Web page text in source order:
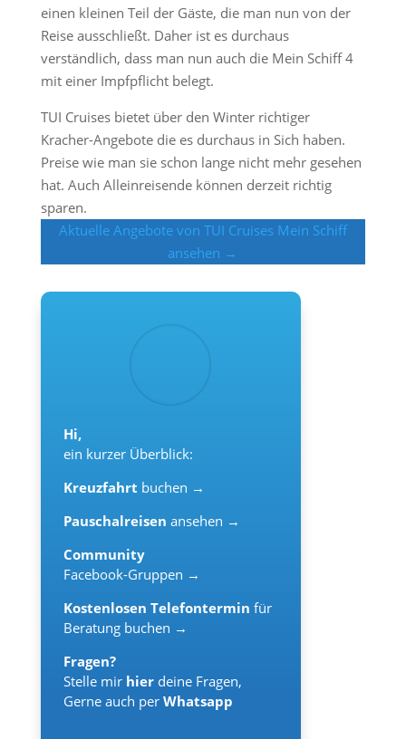
einen kleinen Teil der Gäste, die man nun von der
Reise ausschließt. Daher ist es durchaus
verständlich, dass man nun auch die Mein Schiff 4
mit einer Impfpflicht belegt.
TUI Cruises bietet über den Winter richtiger
Kracher-Angebote die es durchaus in Sich haben.
Preise wie man sie schon lange nicht mehr gesehen
hat. Auch Alleinreisende können derzeit richtig
sparen.
Aktuelle Angebote von TUI Cruises Mein Schiff
ansehen →
Hi,
ein kurzer Überblick:
Kreuzfahrt buchen →
Pauschalreisen ansehen →
Community
Facebook-Gruppen →
Kostenlosen Telefontermin für
Beratung buchen →
Fragen?
Stelle mir hier deine Fragen,
Gerne auch per Whatsapp